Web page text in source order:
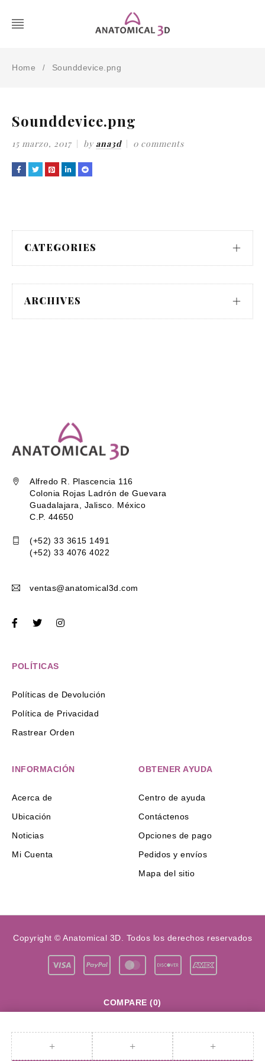
Home / Sounddevice.png
Sounddevice.png
15 marzo, 2017 by ana3d 0 comments
CATEGORIES
ARCHIVES
Alfredo R. Plascencia 116
Colonia Rojas Ladrón de Guevara
Guadalajara, Jalisco. México
C.P. 44650
(+52) 33 3615 1491
(+52) 33 4076 4022
ventas@anatomical3d.com
POLÍTICAS
Políticas de Devolución
Política de Privacidad
Rastrear Orden
INFORMACIÓN
Acerca de
Ubicación
Noticias
Mi Cuenta
OBTENER AYUDA
Centro de ayuda
Contáctenos
Opciones de pago
Pedidos y envíos
Mapa del sitio
Copyright © Anatomical 3D. Todos los derechos reservados
COMPARE (0)